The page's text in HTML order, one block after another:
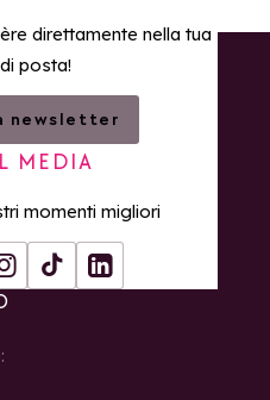
direttamente nella tua
posta!
newsletter
MEDIA
momenti migliori
Tiktok LinkedIn